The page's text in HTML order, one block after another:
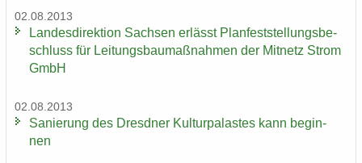
02.08.2013
Lan­des­di­rek­ti­on Sach­sen er­lässt Plan­fest­stel­lungs­be­
schluss für Lei­tungs­bau­maß­nah­men der Mit­netz Strom
GmbH
02.08.2013
Sa­nie­rung des Dresd­ner Kul­tur­pa­las­tes kann be­gin­
nen